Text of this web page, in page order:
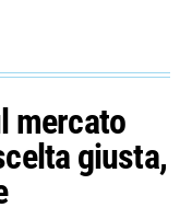
mercato
giusta,